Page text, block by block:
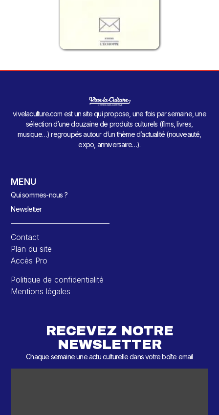
vivelaculture.com est un site qui propose, une fois par semaine, une
sélection d’une douzaine de produits culturels (films, livres,
musique…) regroupés autour d’un thème d’actualité (nouveauté,
expo, anniversaire…).
MENU
Qui sommes-nous ?
Newsletter
Contact
Plan du site
Accès Pro
Politique de confidentialité
Mentions légales
RECEVEZ NOTRE
NEWSLETTER
Chaque semaine une actu culturelle dans votre boîte email